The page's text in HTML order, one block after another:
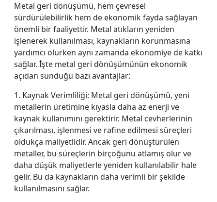
Metal geri dönüşümü, hem çevresel
sürdürülebilirlik hem de ekonomik fayda sağlayan
önemli bir faaliyettir. Metal atıkların yeniden
işlenerek kullanılması, kaynakların korunmasına
yardımcı olurken aynı zamanda ekonomiye de katkı
sağlar. İşte metal geri dönüşümünün ekonomik
açıdan sunduğu bazı avantajlar:
1. Kaynak Verimliliği: Metal geri dönüşümü, yeni
metallerin üretimine kıyasla daha az enerji ve
kaynak kullanımını gerektirir. Metal cevherlerinin
çıkarılması, işlenmesi ve rafine edilmesi süreçleri
oldukça maliyetlidir. Ancak geri dönüştürülen
metaller, bu süreçlerin birçoğunu atlamış olur ve
daha düşük maliyetlerle yeniden kullanılabilir hale
gelir. Bu da kaynakların daha verimli bir şekilde
kullanılmasını sağlar.